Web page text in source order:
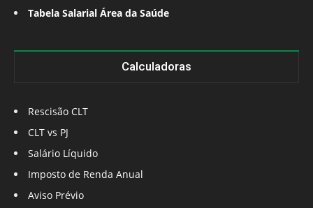
Tabela Salarial Área da Saúde
Calculadoras
Rescisão CLT
CLT vs PJ
Salário Líquido
Imposto de Renda Anual
Aviso Prévio